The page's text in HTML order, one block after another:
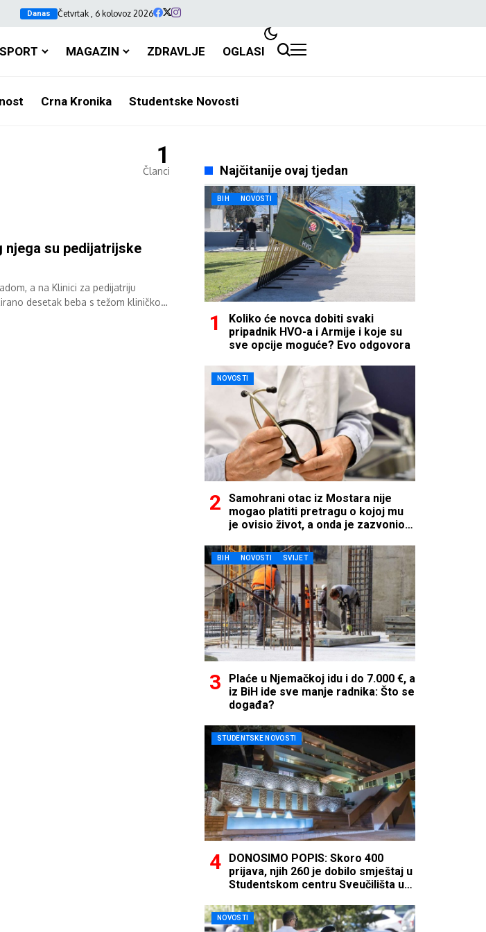
Danas Četvrtak , 6 kolovoz 2026
SPORT MAGAZIN ZDRAVLJE OGLASI
Crna Kronika Studentske Novosti
1
Članci
njega su pedijatrijske
a na Klinici za pedijatriju
desetak beba s težom kliničkom
Najčitanije ovaj tjedan
BIH NOVOSTI
Koliko će novca dobiti svaki
pripadnik HVO-a i Armije i koje su
sve opcije moguće? Evo odgovora
NOVOSTI
Samohrani otac iz Mostara nije
mogao platiti pretragu o kojoj mu
je ovisio život, a onda je zazvonio
BIH NOVOSTI SVIJET
Plaće u Njemačkoj idu i do 7.000 €, a
iz BiH ide sve manje radnika: Što se
događa?
STUDENTSKE NOVOSTI
DONOSIMO POPIS: Skoro 400
prijava, njih 260 je dobilo smještaj u
Studentskom centru Sveučilišta u
NOVOSTI